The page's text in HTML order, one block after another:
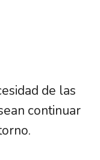
de las
continuar